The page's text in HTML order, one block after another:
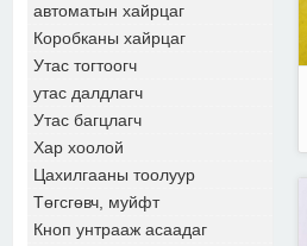
автоматын хайрцаг
Коробканы хайрцаг
Утас тогтоогч
утас далдлагч
Утас багцлагч
Хар хоолой
Цахилгааны тоолуур
Төгсгөвч, муйфт
Кноп унтрааж асаадаг